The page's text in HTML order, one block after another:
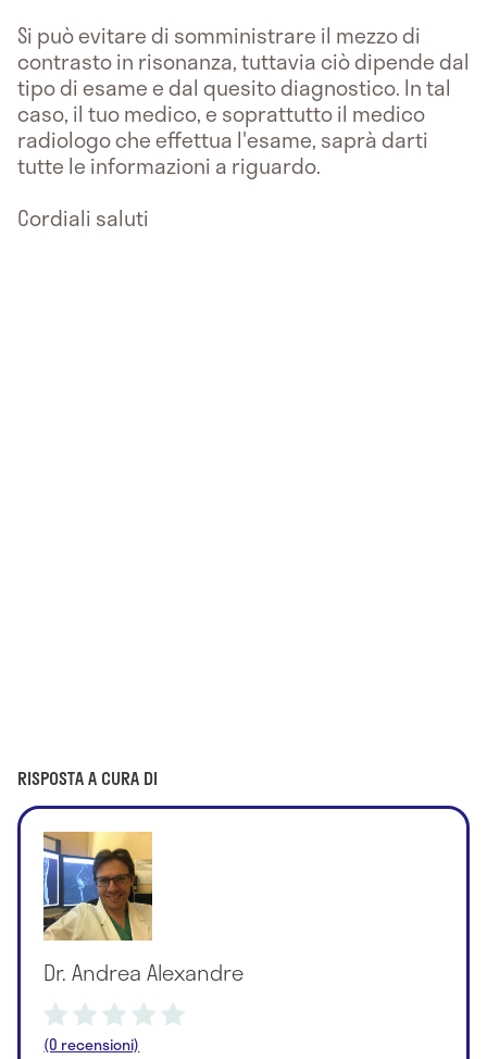
Si può evitare di somministrare il mezzo di
contrasto in risonanza, tuttavia ciò dipende dal
tipo di esame e dal quesito diagnostico. In tal
caso, il tuo medico, e soprattutto il medico
radiologo che effettua l'esame, saprà darti
tutte le informazioni a riguardo.
Cordiali saluti
RISPOSTA A CURA DI
Dr. Andrea Alexandre
(0 recensioni)